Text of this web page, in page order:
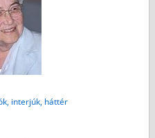
interjúk, háttér